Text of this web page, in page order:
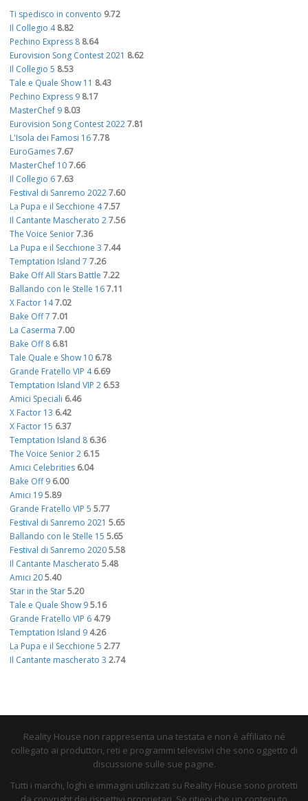
Ti spedisco in convento 9.72
Il Collegio 4 8.82
Pechino Express 8 8.64
Eurovision Song Contest 2021 8.62
Il Collegio 5 8.53
Tale e Quale Show 11 8.43
Pechino Express 9 8.17
MasterChef 9 8.03
Eurovision Song Contest 20227.81
L'Isola dei Famosi 167.78
EuroGames7.67
MasterChef 107.66
Il Collegio 67.63
Festival di Sanremo 20227.60
La Pupa e il Secchione 47.57
Il Cantante Mascherato 27.56
The Voice Senior7.36
La Pupa e il Secchione 3 7.44
Temptation Island 7 7.26
Bake Off All Stars Battle 7.22
Ballando con le Stelle 167.11
X Factor 147.02
Bake Off 7 7.01
La Caserma 7.00
Bake Off 8 6.81
Tale Quale e Show 10 6.78
Grande Fratello VIP 4 6.69
Temptation Island VIP 2 6.53
Amici Speciali 6.46
X Factor 13 6.42
X Factor 15 6.37
Temptation Island 8 6.36
The Voice Senior 2 6.15
Amici Celebrities 6.04
Bake Off 9 6.00
Amici 195.89
Grande Fratello VIP 5 5.77
Festival di Sanremo 2021 5.65
Ballando con le Stelle 15 5.65
Festival di Sanremo 20205.58
Il Cantante Mascherato 5.48
Amici 205.40
Star in the Star5.20
Tale e Quale Show 95.16
Grande Fratello VIP 6 4.79
Temptation Island 9 4.26
La Pupa e il Secchione 5 2.77
Il Cantante mascherato 3 2.74
Reality House non rappresenta una testata e non è affiliato né
collegato ai produttori, reti e programmi televisivi che sono oggetto di
discussione sulle sue pagine.
Tutti i marchi, loghi e immagini utilizzati su Reality House sono protetti